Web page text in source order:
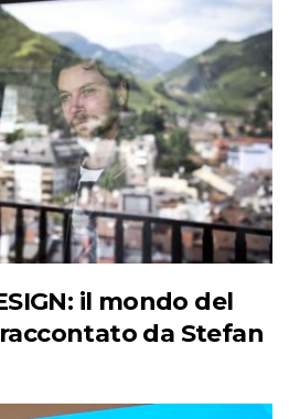
il mondo del
da Stefan